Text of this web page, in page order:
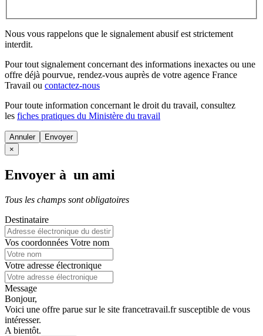
Nous vous rappelons que le signalement abusif est strictement
interdit.
Pour tout signalement concernant des informations inexactes ou une
offre déjà pourvue, rendez-vous auprès de votre agence France
Travail ou contactez-nous
Pour toute information concernant le droit du travail, consultez
les fiches pratiques du Ministère du travail
Annuler
×
Envoyer à un ami
Tous les champs sont obligatoires
Destinataire
Vos coordonnées Votre nom
Votre adresse électronique
Message
Bonjour,
Voici une offre parue sur le site francetravail.fr susceptible de vous
intéresser.
A bientôt.